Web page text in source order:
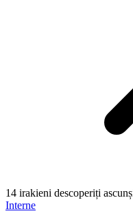
14 irakieni descoperiți
Interne